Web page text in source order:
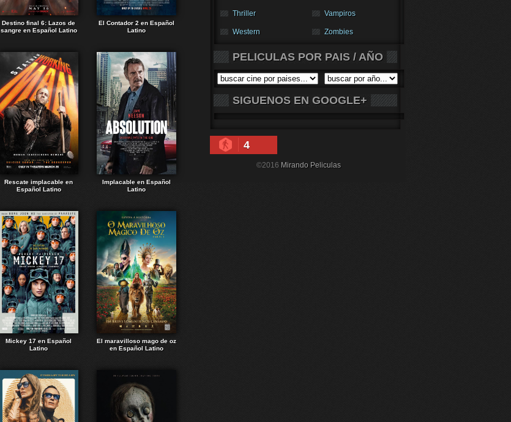
Destino final 6: Lazos de
sangre en Español Latino
El Contador 2 en Español
Latino
Rescate implacable en
Español Latino
Implacable en Español
Latino
Mickey 17 en Español
Latino
El maravilloso mago de oz
en Español Latino
Thriller Vampiros
Western Zombies
PELICULAS POR PAIS / AÑO
SIGUENOS EN GOOGLE+
4
©2016 Mirando Peliculas